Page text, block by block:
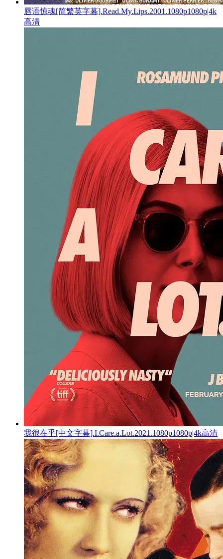
唇语惊魂[简繁英字幕].Read.My.Lips.2001.1080p1080p|4k
高清
我很在乎[中文字幕].I.Care.a.Lot.2021.1080p1080p|4k高清